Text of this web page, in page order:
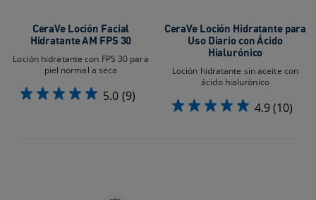
CeraVe Loción Facial
Hidratante AM FPS 30
Loción hidratante con FPS 30 para
piel normal a seca
5.0 (9)
CeraVe Loción Hidratante para
Uso Diario con Ácido
Hialurónico
Loción hidratante sin aceite con
ácido hialurónico
4.9(10)